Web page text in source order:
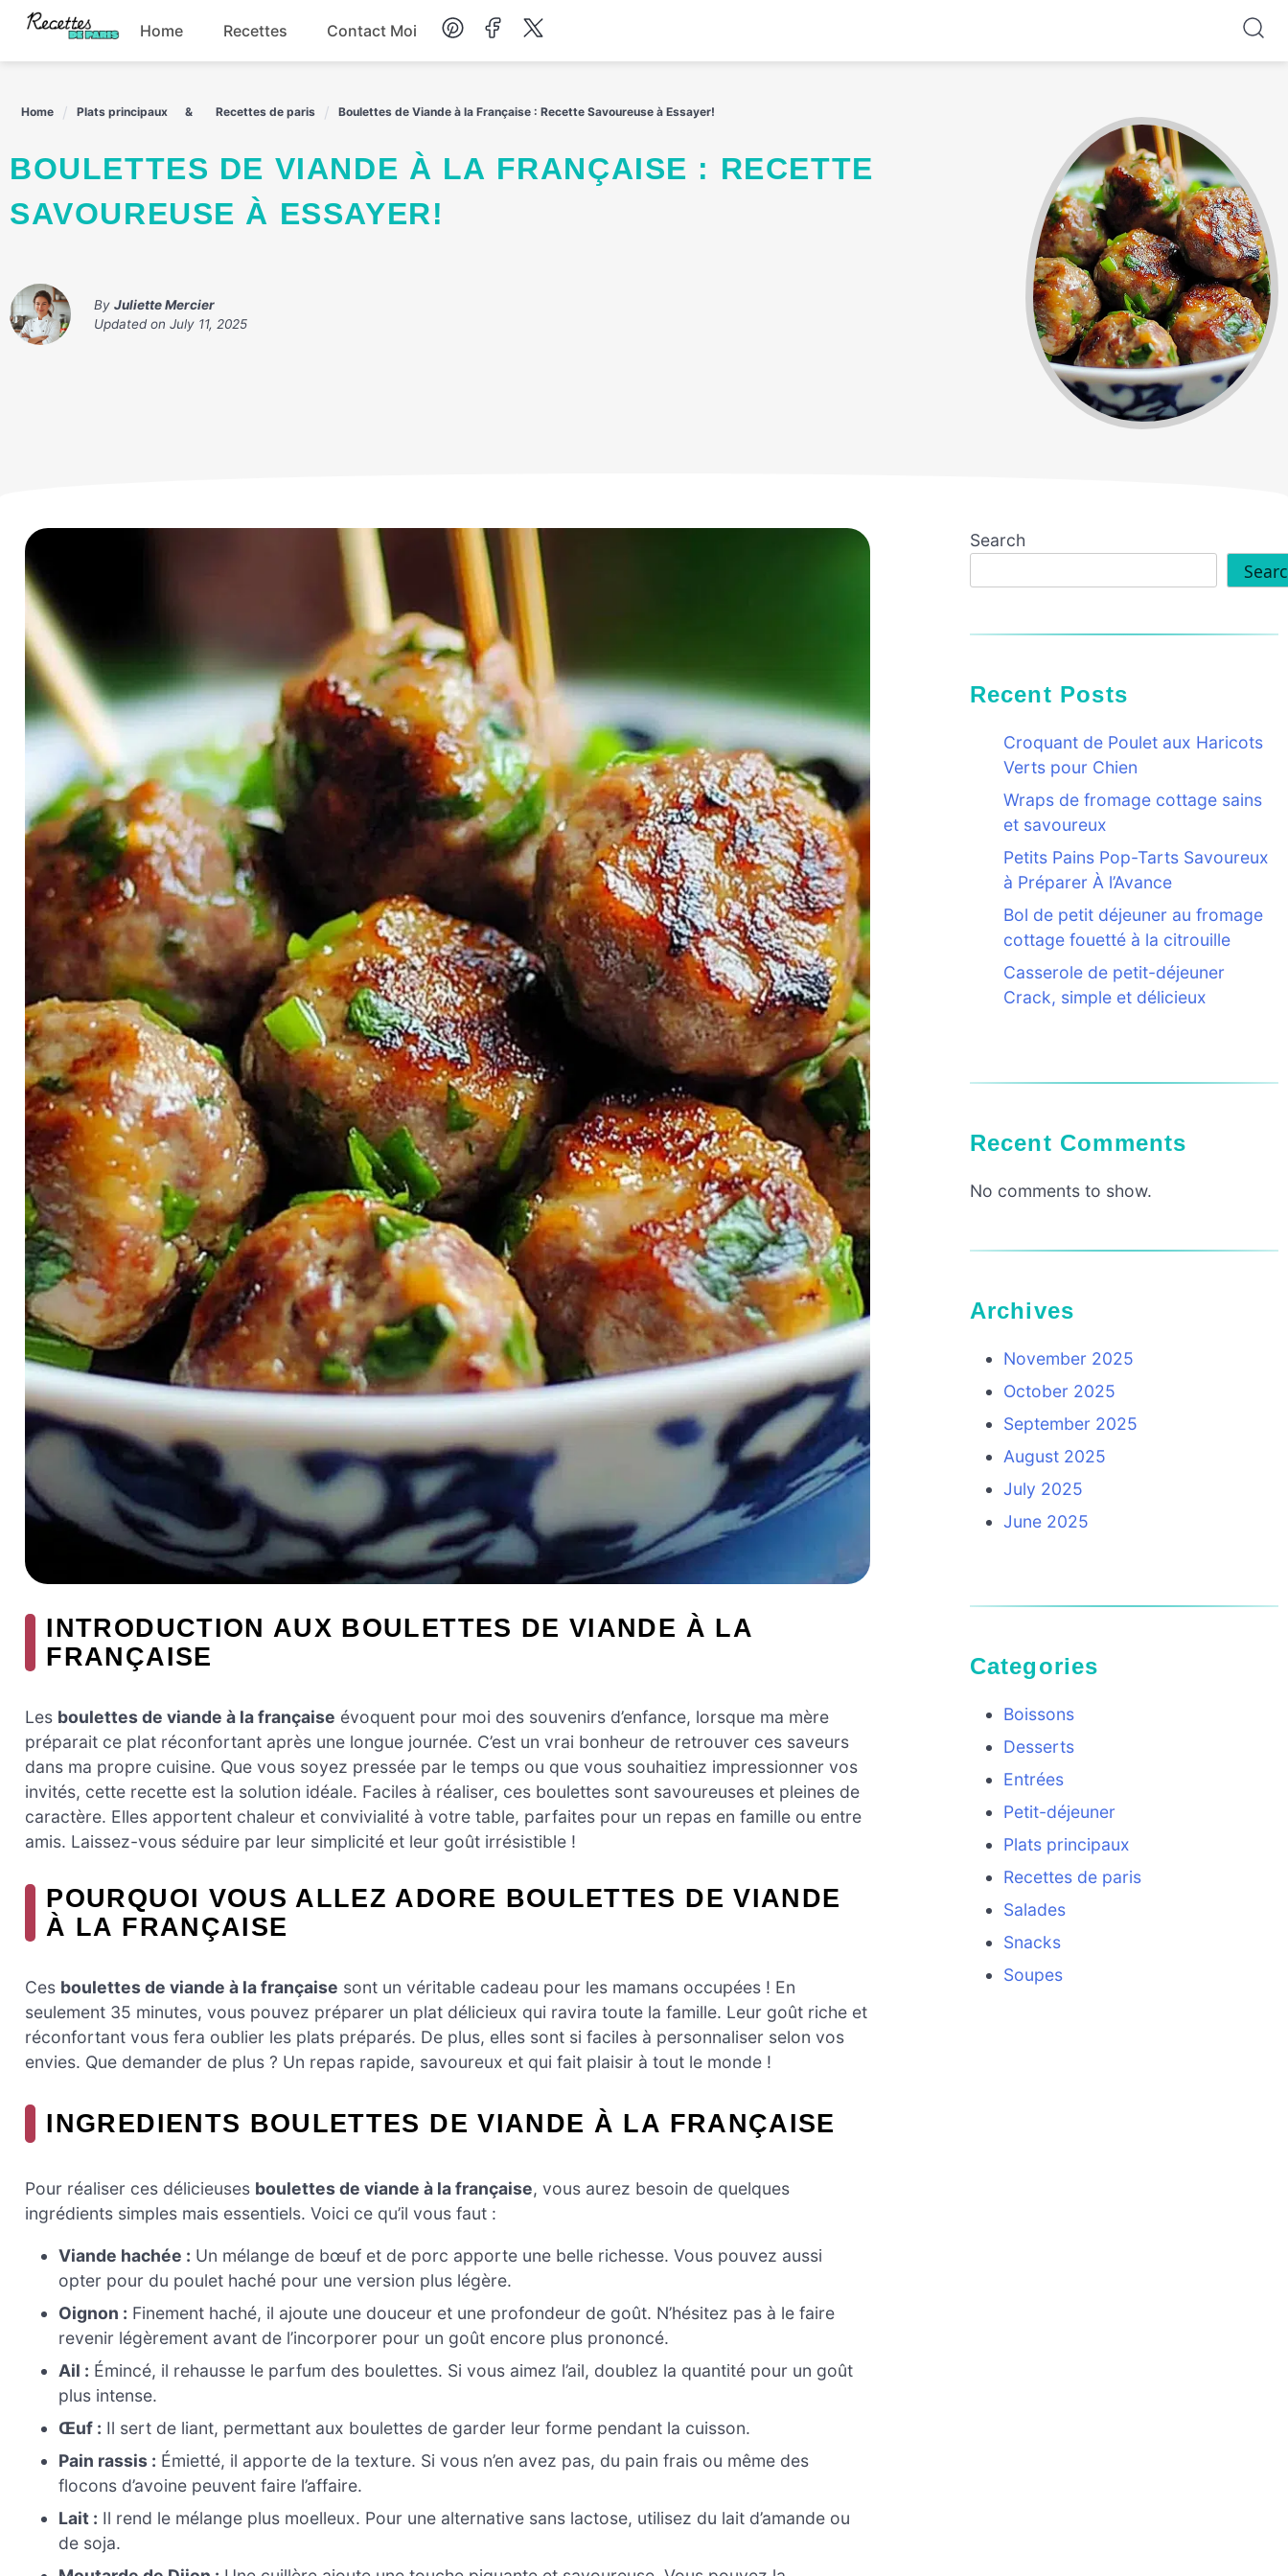
Skip
content
Home Recettes
Plats principaux
Contact Moi
Home Plats principaux Recettes de paris Boulettes de Viande à la Française : Recette Savoureuse à Essayer!
BOULETTES DE VIANDE À LA FRANÇAISE : RECETTE
SAVOUREUSE À ESSAYER!
By Juliette Mercier
Updated on July 11, 2025
INTRODUCTION AUX BOULETTES DE VIANDE À LA
FRANÇAISE
Les boulettes de viande à la française évoquent pour moi des souvenirs d’enfance, lorsque ma mère
préparait ce plat réconfortant après une longue journée. C’est un vrai bonheur de retrouver ces saveurs
dans ma propre cuisine. Que vous soyez pressée par le temps ou que vous souhaitiez impressionner vos
invités, cette recette est la solution idéale. Faciles à réaliser, ces boulettes sont savoureuses et pleines de
caractère. Elles apportent chaleur et convivialité à votre table, parfaites pour un repas en famille ou entre
amis. Laissez-vous séduire par leur simplicité et leur goût irrésistible !
POURQUOI VOUS ALLEZ ADORE BOULETTES DE VIANDE
À LA FRANÇAISE
Ces boulettes de viande à la française sont un véritable cadeau pour les mamans occupées ! En
seulement 35 minutes, vous pouvez préparer un plat délicieux qui ravira toute la famille. Leur goût riche et
réconfortant vous fera oublier les plats préparés. De plus, elles sont si faciles à personnaliser selon vos
envies. Que demander de plus ? Un repas rapide, savoureux et qui fait plaisir à tout le monde !
INGREDIENTS BOULETTES DE VIANDE À LA FRANÇAISE
Pour réaliser ces délicieuses boulettes de viande à la française, vous aurez besoin de quelques
ingrédients simples mais essentiels. Voici ce qu’il vous faut :
Viande hachée : Un mélange de bœuf et de porc apporte une belle richesse. Vous pouvez aussi
opter pour du poulet haché pour une version plus légère.
Oignon : Finement haché, il ajoute une douceur et une profondeur de goût. N’hésitez pas à le faire
revenir légèrement avant de l’incorporer pour un goût encore plus prononcé.
Ail : Émincé, il rehausse le parfum des boulettes. Si vous aimez l’ail, doublez la quantité pour un goût
plus intense.
Œuf : Il sert de liant, permettant aux boulettes de garder leur forme pendant la cuisson.
Pain rassis : Émietté, il apporte de la texture. Si vous n’en avez pas, du pain frais ou même des
flocons d’avoine peuvent faire l’affaire.
Lait : Il rend le mélange plus moelleux. Pour une alternative sans lactose, utilisez du lait d’amande ou
de soja.
Search
Recent Posts
Croquant de Poulet aux Haricots
Verts pour Chien
Wraps de fromage cottage sains
et savoureux
Petits Pains Pop-Tarts Savoureux
à Préparer À l’Avance
Bol de petit déjeuner au fromage
cottage fouetté à la citrouille
Casserole de petit-déjeuner
Crack, simple et délicieux
Recent Comments
No comments to show.
Archives
November 2025
October 2025
September 2025
August 2025
July 2025
June 2025
Categories
Boissons
Desserts
Entrées
Petit-déjeuner
Plats principaux
Recettes de paris
Salades
Snacks
Soupes